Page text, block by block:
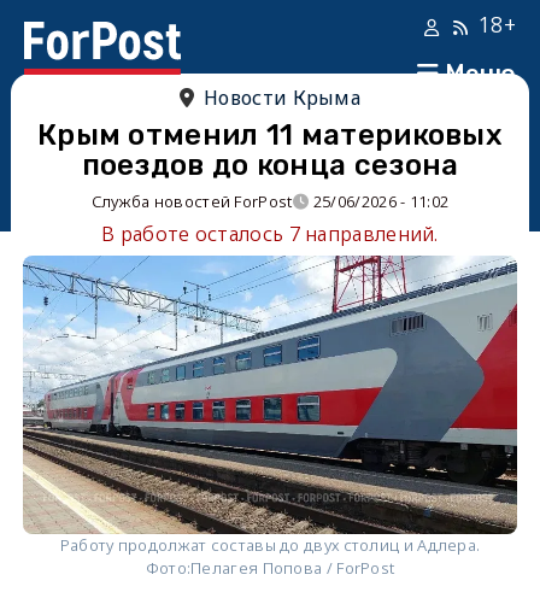
Меню
18+
Новости Крыма
Крым отменил 11 материковых
поездов до конца сезона
Служба новостей ForPost 25/06/2026 - 11:02
В работе осталось 7 направлений.
Работу продолжат составы до двух столиц и Адлера.
Фото:Пелагея Попова / ForPost